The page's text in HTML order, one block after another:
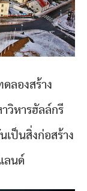
ลองสร้าง
วิหารฮัลล์กรี
ป็นสิ่งก่อสร้าง
ลนด์